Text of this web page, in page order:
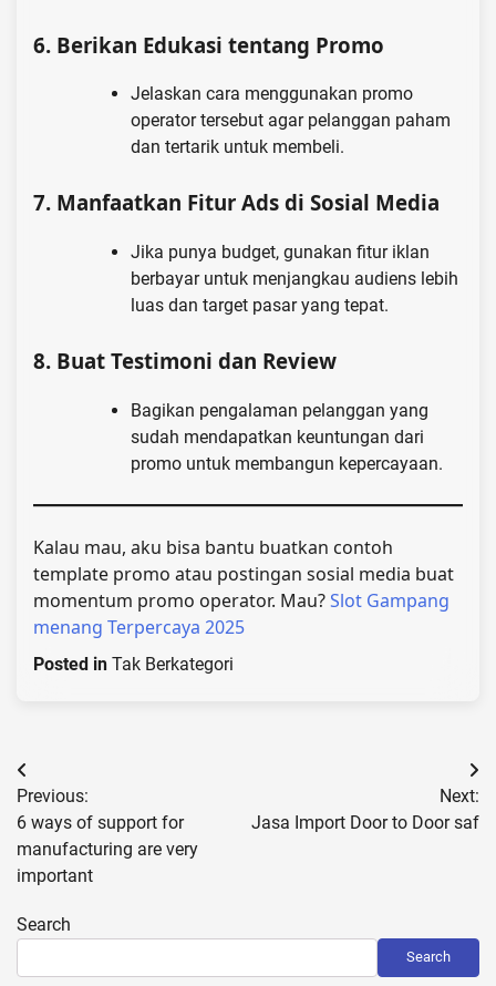
6. Berikan Edukasi tentang Promo
Jelaskan cara menggunakan promo
operator tersebut agar pelanggan paham
dan tertarik untuk membeli.
7. Manfaatkan Fitur Ads di Sosial Media
Jika punya budget, gunakan fitur iklan
berbayar untuk menjangkau audiens lebih
luas dan target pasar yang tepat.
8. Buat Testimoni dan Review
Bagikan pengalaman pelanggan yang
sudah mendapatkan keuntungan dari
promo untuk membangun kepercayaan.
Kalau mau, aku bisa bantu buatkan contoh
template promo atau postingan sosial media buat
momentum promo operator. Mau?Slot Gampang
menang Terpercaya 2025
Posted in Tak Berkategori
Post
navigation
Previous:
6 ways of support for
manufacturing are very
important
Next:
Jasa Import Door to Door saf
Search
Search